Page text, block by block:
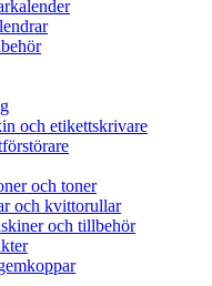
och etikettskrivare
och toner
och kvittorullar
och tillbehör